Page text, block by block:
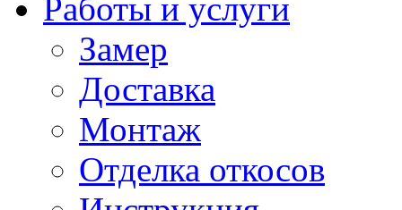
Работы и услуги
Замер
Доставка
Монтаж
Отделка откосов